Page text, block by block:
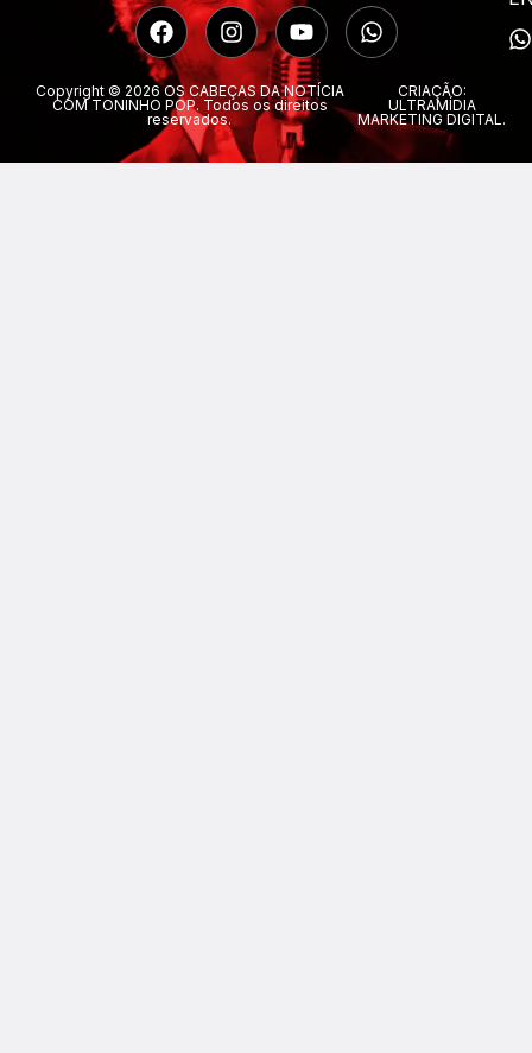
Copyright © 2026 OS CABEÇAS DA NOTÍCIA
COM TONINHO POP. Todos os direitos
reservados.
CRIAÇÃO:
ULTRAMÍDIA
MARKETING DIGITAL.